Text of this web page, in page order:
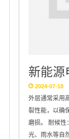
新能源
2024-07-18
外层通常采用
裂性能，以确
磨损。 耐候性
光、雨水等自